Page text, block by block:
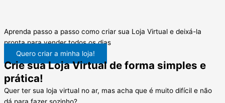
Aprenda passo a passo como criar sua Loja Virtual e deixá-la
pronta para vender todos os dias
Quero criar a minha loja!
Crie sua Loja Virtual de forma simples e
prática!
Quer ter sua loja virtual no ar, mas acha que é muito difícil e não